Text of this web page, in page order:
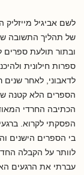
לשם אביגיל מייזליק
של תהליך התשובה
ובתור תולעת
ספרות חילונית
לדאבוני, לאחר שנים
הספרים הלא קטנה
הכתיבה החרדי
הפסקתי לקרוא.
בי הספרים הישנים
לוותר על הקבלה
עברתי את הרגעים